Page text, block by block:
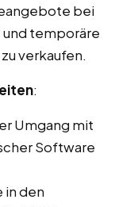
bei
temporäre
verkaufen.
:
Umgang mit
Software
in den